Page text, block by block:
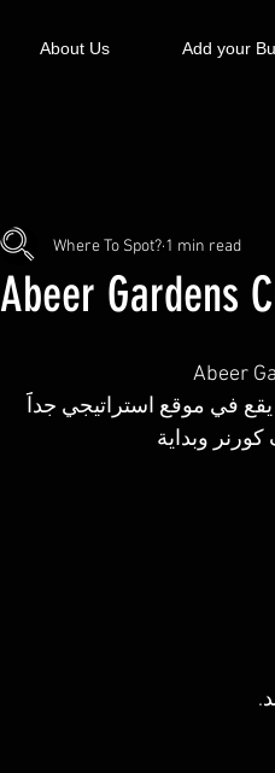
About Us Add your
Abeer Gardens
Where To Spot? 1 min read
Abeer
يقع في موقع استراتيجي جداََ
وبداية